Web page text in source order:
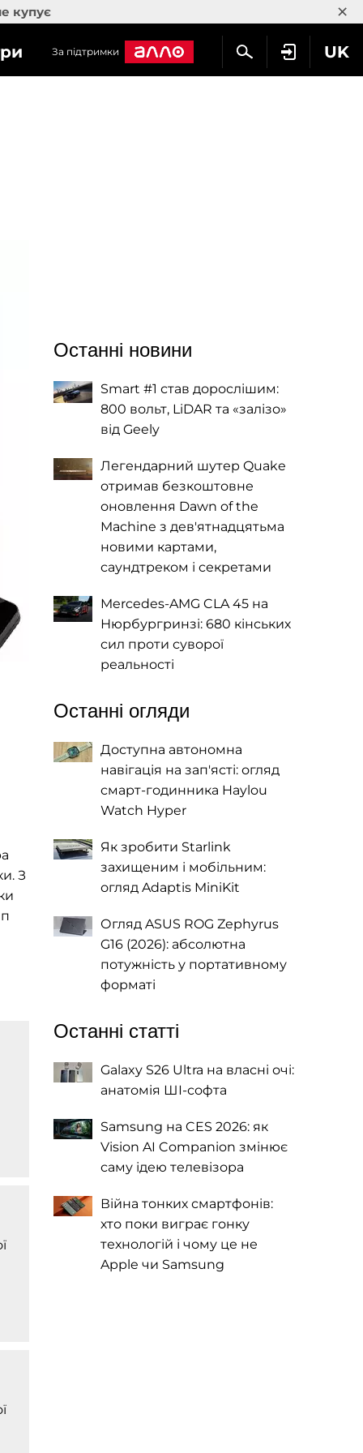
купує ×
UK
За підтримки
З
Останні новини
Smart #1 став дорослішим:
800 вольт, LiDAR та «залізо»
від Geely
Легендарний шутер Quake
отримав безкоштовне
оновлення Dawn of the
Machine з дев'ятнадцятьма
новими картами,
саундтреком і секретами
Mercedes-AMG CLA 45 на
Нюрбургринзі: 680 кінських
сил проти суворої
реальності
Останні огляди
Доступна автономна
навігація на зап'ясті: огляд
смарт-годинника Haylou
Watch Hyper
Як зробити Starlink
захищеним і мобільним:
огляд Adaptis MiniKit
Огляд ASUS ROG Zephyrus
G16 (2026): абсолютна
потужність у портативному
форматі
Останні статті
Galaxy S26 Ultra на власні очі:
анатомія ШІ-софта
Samsung на CES 2026: як
Vision AI Companion змінює
саму ідею телевізора
Війна тонких смартфонів:
хто поки виграє гонку
технологій і чому це не
Apple чи Samsung